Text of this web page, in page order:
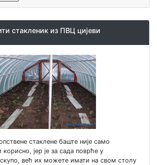
стакленик из ПВЦ цијеви
стаклене баште није само
корисно, јер је за сада поврће у
већ их можете имати на свом столу